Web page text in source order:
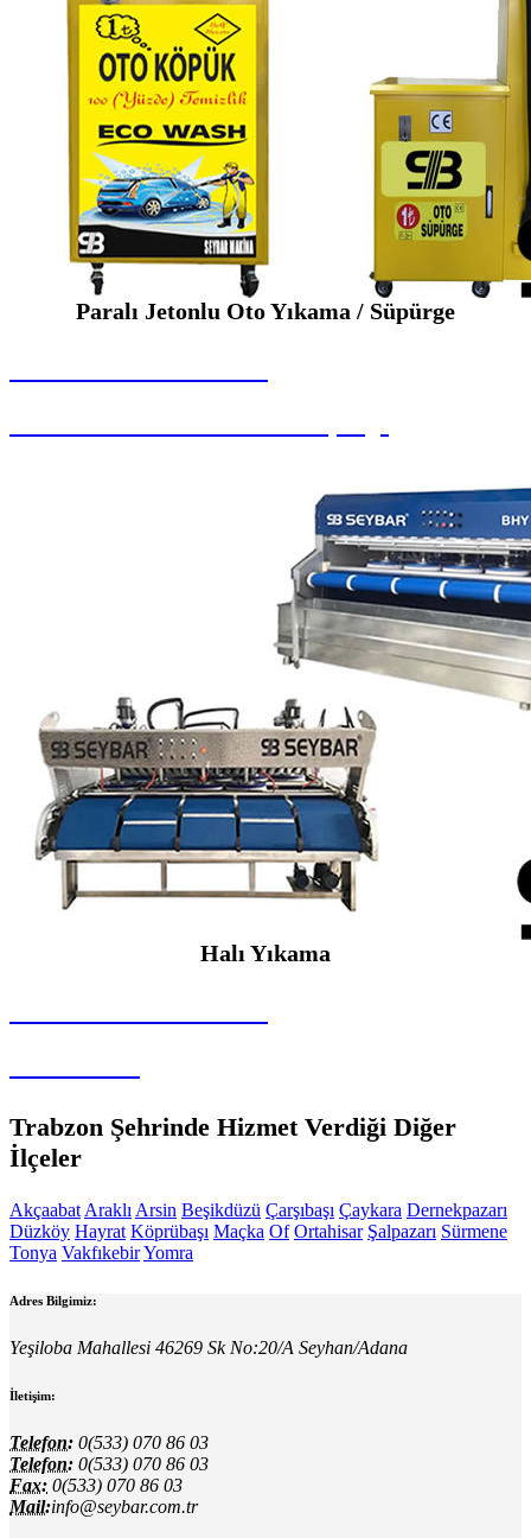
Paralı Jetonlu Oto Yıkama / Süpürge
Halı Yıkama
Trabzon Şehrinde Hizmet Verdiği Diğer
İlçeler
AkçaabatAraklıArsin Beşikdüzü Çarşıbaşı Çaykara Dernekpazarı
Düzköy Hayrat Köprübaşı Maçka Of Ortahisar Şalpazarı Sürmene
Tonya VakfıkebirYomra
Adres Bilgimiz:
Yeşiloba Mahallesi 46269 Sk No:20/A Seyhan/Adana
İletişim:
Telefon: 0(533) 070 86 03
Telefon: 0(533) 070 86 03
Fax: 0(533) 070 86 03
Mail:info@seybar.com.tr